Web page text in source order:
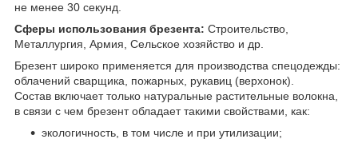
не менее 30 секунд.
Сферы использования брезента: Строительство,
Металлургия, Армия, Сельское хозяйство и др.
Брезент широко применяется для производства спецодежды:
облачений сварщика, пожарных, рукавиц (верхонок).
Состав включает только натуральные растительные волокна,
в связи с чем брезент обладает такими свойствами, как:
экологичность, в том числе и при утилизации;